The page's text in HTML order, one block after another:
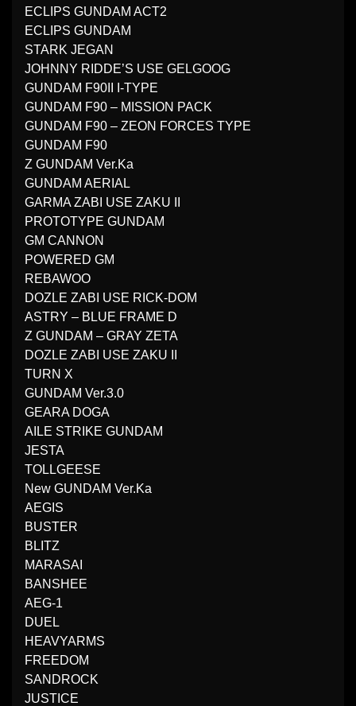
ECLIPS GUNDAM ACT2
ECLIPS GUNDAM
STARK JEGAN
JOHNNY RIDDE’S USE GELGOOG
GUNDAM F90II I-TYPE
GUNDAM F90 – MISSION PACK
GUNDAM F90 – ZEON FORCES TYPE
GUNDAM F90
Z GUNDAM Ver.Ka
GUNDAM AERIAL
GARMA ZABI USE ZAKU II
PROTOTYPE GUNDAM
GM CANNON
POWERED GM
REBAWOO
DOZLE ZABI USE RICK-DOM
ASTRY – BLUE FRAME D
Z GUNDAM – GRAY ZETA
DOZLE ZABI USE ZAKU II
TURN X
GUNDAM Ver.3.0
GEARA DOGA
AILE STRIKE GUNDAM
JESTA
TOLLGEESE
New GUNDAM Ver.Ka
AEGIS
BUSTER
BLITZ
MARASAI
BANSHEE
AEG-1
DUEL
HEAVYARMS
FREEDOM
SANDROCK
JUSTICE